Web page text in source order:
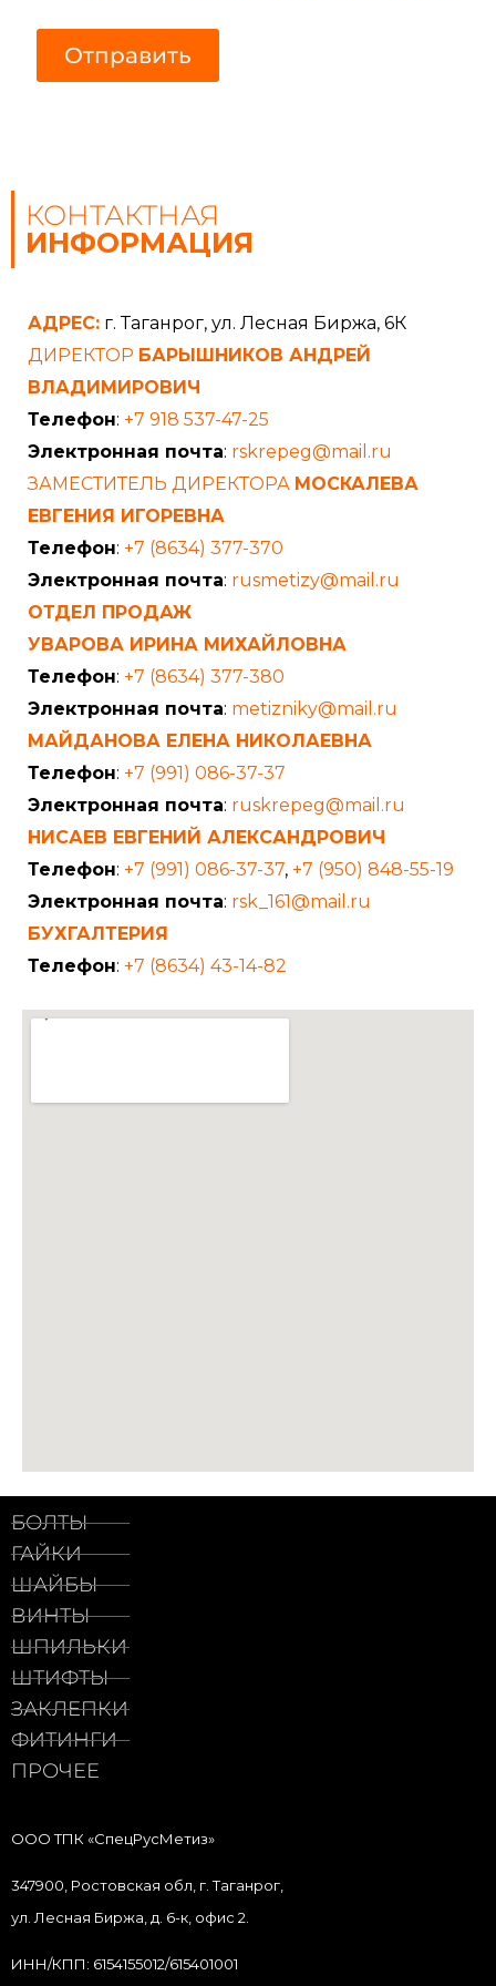
и
с
и
е
л
а
с
и
е
с
Отправить
КОНТАКТНАЯ
ИНФОРМАЦИЯ
АДРЕС: г. Таганрог, ул. Лесная Биржа, 6К
ДИРЕКТОР БАРЫШНИКОВ АНДРЕЙ
ВЛАДИМИРОВИЧ
Телефон: +7 918 537-47-25
Электронная почта: rskrepeg@mail.ru
ЗАМЕСТИТЕЛЬ ДИРЕКТОРА МОСКАЛЕВА
ЕВГЕНИЯ ИГОРЕВНА
Телефон: +7 (8634) 377-370
Электронная почта: rusmetizy@mail.ru
ОТДЕЛ ПРОДАЖ
УВАРОВА ИРИНА МИХАЙЛОВНА
Телефон: +7 (8634) 377-380
Электронная почта: metizniky@mail.ru
МАЙДАНОВА ЕЛЕНА НИКОЛАЕВНА
Телефон: +7 (991) 086-37-37
Электронная почта: ruskrepeg@mail.ru
НИСАЕВ ЕВГЕНИЙ АЛЕКСАНДРОВИЧ
Телефон: +7 (991) 086-37-37, +7 (950) 848-55-19
Электронная почта: rsk_161@mail.ru
БУХГАЛТЕРИЯ
Телефон: +7 (8634) 43-14-82
БОЛТЫ
ГАЙКИ
ШАЙБЫ
ВИНТЫ
ШПИЛЬКИ
ШТИФТЫ
ЗАКЛЕПКИ
ФИТИНГИ
ПРОЧЕЕ
ООО ТПК «СпецРусМетиз»
347900, Ростовская обл, г. Таганрог,
ул. Лесная Биржа, д. 6-к, офис 2.
ИНН/КПП: 6154155012/615401001